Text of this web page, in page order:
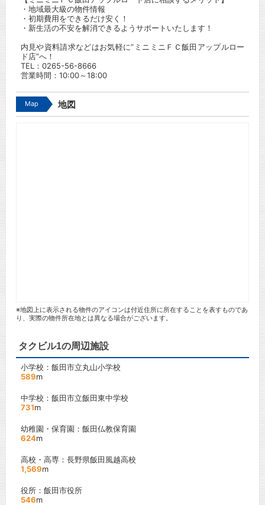
・地域最大級の物件情報
・初期費用をできるだけ安く！
・新生活の不安を解消できるようサポートいたします！
内見や資料請求などはお気軽に”ミニミニＦＣ飯田アップルロー
ド店”へ！
TEL： 0265-56-8666
営業時間：10:00～18:00
Map 地図
※地図上に表示される物件のアイコンは付近住所に所在することを表すものであ
り、実際の物件所在地とは異なる場合がございます。
タクビル1の周辺施設
小学校：飯田市立丸山小学校
589m
中学校：飯田市立飯田東中学校
731m
幼稚園・保育園：飯田仏教保育園
624m
高校・高専：長野県飯田風越高校
1,569m
役所：飯田市役所
546m